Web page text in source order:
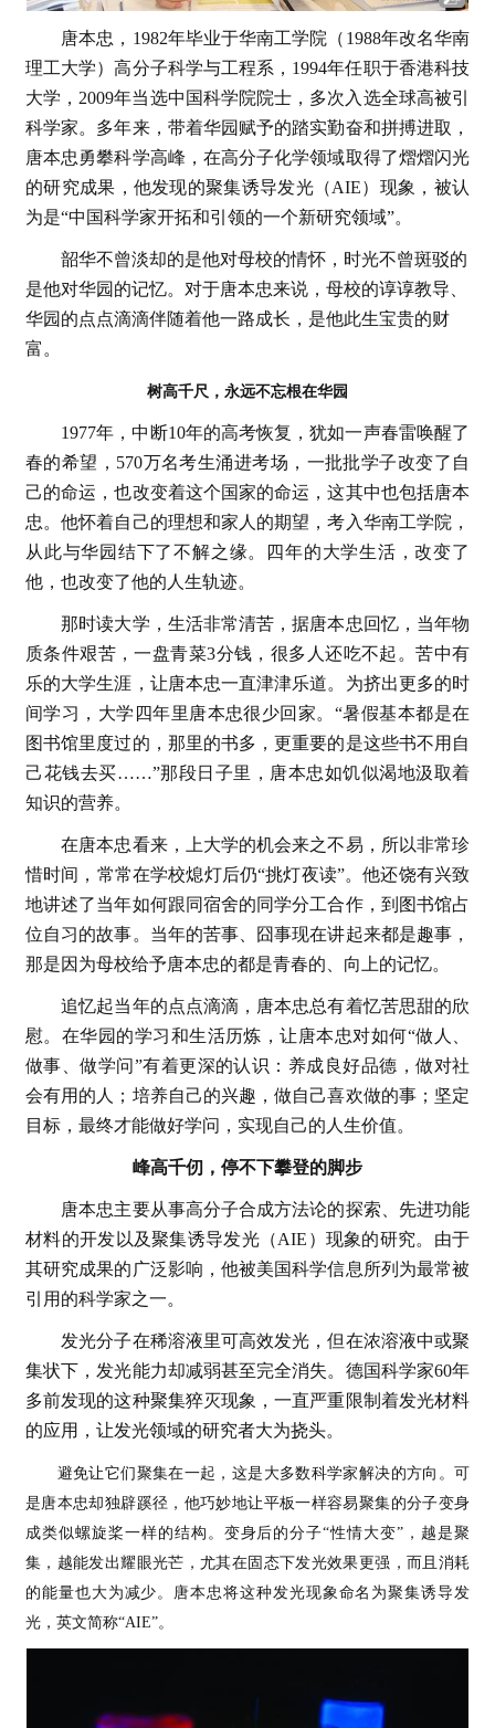
唐本忠，1982年毕业于华南工学院（1988年改名华南
理工大学）高分子科学与工程系，1994年任职于香港科技
大学，2009年当选中国科学院院士，多次入选全球高被引
科学家。多年来，带着华园赋予的踏实勤奋和拼搏进取，
唐本忠勇攀科学高峰，在高分子化学领域取得了熠熠闪光
的研究成果，他发现的聚集诱导发光（AIE）现象，被认
为是“中国科学家开拓和引领的一个新研究领域”。
韶华不曾淡却的是他对母校的情怀，时光不曾斑驳的
是他对华园的记忆。对于唐本忠来说，母校的谆谆教导、
华园的点点滴滴伴随着他一路成长，是他此生宝贵的财
富。
树高千尺，永远不忘根在华园
1977年，中断10年的高考恢复，犹如一声春雷唤醒了
春的希望，570万名考生涌进考场，一批批学子改变了自
己的命运，也改变着这个国家的命运，这其中也包括唐本
忠。他怀着自己的理想和家人的期望，考入华南工学院，
从此与华园结下了不解之缘。四年的大学生活，改变了
他，也改变了他的人生轨迹。
那时读大学，生活非常清苦，据唐本忠回忆，当年物
质条件艰苦，一盘青菜3分钱，很多人还吃不起。苦中有
乐的大学生涯，让唐本忠一直津津乐道。为挤出更多的时
间学习，大学四年里唐本忠很少回家。“暑假基本都是在
图书馆里度过的，那里的书多，更重要的是这些书不用自
己花钱去买……”那段日子里，唐本忠如饥似渴地汲取着
知识的营养。
在唐本忠看来，上大学的机会来之不易，所以非常珍
惜时间，常常在学校熄灯后仍“挑灯夜读”。他还饶有兴致
地讲述了当年如何跟同宿舍的同学分工合作，到图书馆占
位自习的故事。当年的苦事、囧事现在讲起来都是趣事，
那是因为母校给予唐本忠的都是青春的、向上的记忆。
追忆起当年的点点滴滴，唐本忠总有着忆苦思甜的欣
慰。在华园的学习和生活历炼，让唐本忠对如何“做人、
做事、做学问”有着更深的认识：养成良好品德，做对社
会有用的人；培养自己的兴趣，做自己喜欢做的事；坚定
目标，最终才能做好学问，实现自己的人生价值。
峰高千仞，停不下攀登的脚步
唐本忠主要从事高分子合成方法论的探索、先进功能
材料的开发以及聚集诱导发光（AIE）现象的研究。由于
其研究成果的广泛影响，他被美国科学信息所列为最常被
引用的科学家之一。
发光分子在稀溶液里可高效发光，但在浓溶液中或聚
集状下，发光能力却减弱甚至完全消失。德国科学家60年
多前发现的这种聚集猝灭现象，一直严重限制着发光材料
的应用，让发光领域的研究者大为挠头。
避免让它们聚集在一起，这是大多数科学家解决的方向。可
是唐本忠却独辟蹊径，他巧妙地让平板一样容易聚集的分子变身
成类似螺旋桨一样的结构。变身后的分子“性情大变”，越是聚
集，越能发出耀眼光芒，尤其在固态下发光效果更强，而且消耗
的能量也大为减少。唐本忠将这种发光现象命名为聚集诱导发
光，英文简称“AIE”。